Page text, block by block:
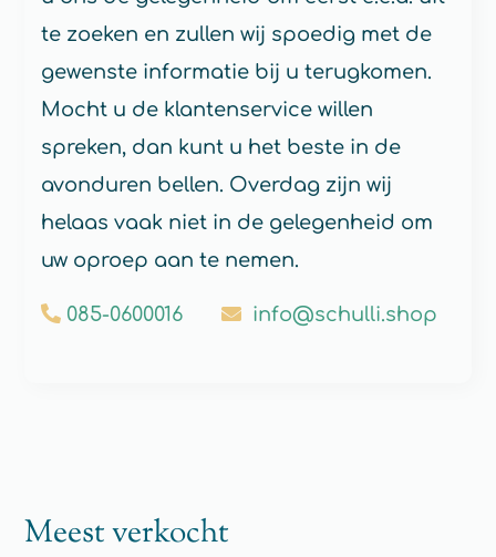
te zoeken en zullen wij spoedig met de
gewenste informatie bij u terugkomen.
Mocht u de klantenservice willen
spreken, dan kunt u het beste in de
avonduren bellen. Overdag zijn wij
helaas vaak niet in de gelegenheid om
uw oproep aan te nemen.
085-0600016 info@schulli.shop
Meest verkocht